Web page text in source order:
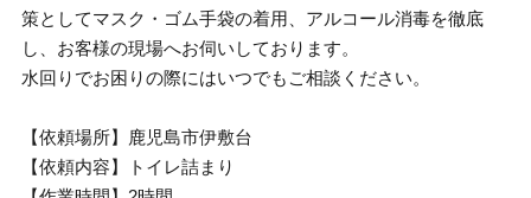
策としてマスク・ゴム手袋の着用、アルコール消毒を徹底
し、お客様の現場へお伺いしております。
水回りでお困りの際にはいつでもご相談ください。
【依頼場所】鹿児島市伊敷台
【依頼内容】トイレ詰まり